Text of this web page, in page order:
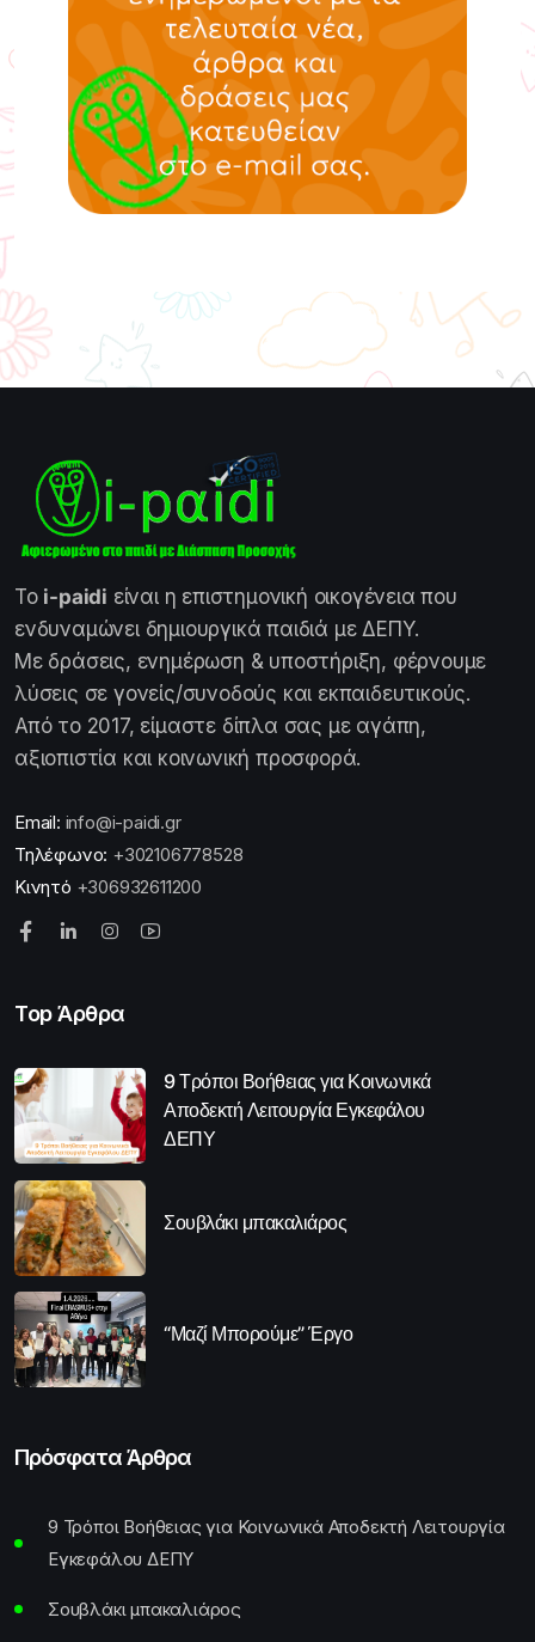
Το i-paidi είναι η επιστημονική οικογένεια που
ενδυναμώνει δημιουργικά παιδιά με ΔΕΠΥ.
Με δράσεις, ενημέρωση & υποστήριξη, φέρνουμε
λύσεις σε γονείς/συνοδούς και εκπαιδευτικούς.
Από το 2017, είμαστε δίπλα σας με αγάπη,
αξιοπιστία και κοινωνική προσφορά.
Email: info@i-paidi.gr
Τηλέφωνο: +302106778528
Κινητό +306932611200
Top Άρθρα
9 Τρόποι Βοήθειας για Κοινωνικά
Αποδεκτή Λειτουργία Εγκεφάλου
ΔΕΠΥ
Σουβλάκι μπακαλιάρος
“Μαζί Μπορούμε” Έργο
Πρόσφατα Άρθρα
9 Τρόποι Βοήθειας για Κοινωνικά Αποδεκτή Λειτουργία
Εγκεφάλου ΔΕΠΥ
Σουβλάκι μπακαλιάρος